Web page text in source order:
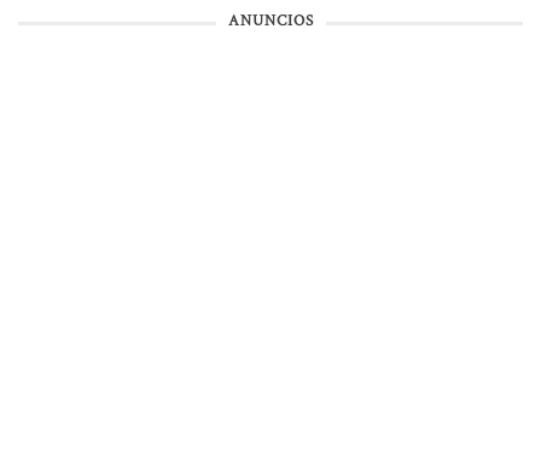
ANUNCIOS